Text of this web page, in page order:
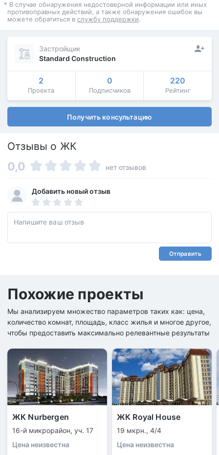
* В случае обнаружения недостоверной информации или иных
противоправных действий, а также обнаружения ошибок вы
можете обратиться в службу поддержки.
Застройщик
Standard Construction
2
Проекта
0
Подписчиков
220
Рейтинг
Получить консультацию
Отзывы о ЖК
0,0 нет отзывов
Добавить новый отзыв
Отправить
Похожие проекты
Мы анализируем множество параметров таких как: цена,
количество комнат, площадь, класс жилья и многое другое,
чтобы предоставить максимально релевантные результаты
ЖК Nurbergen
16-й микрорайон, уч. 17
Цена неизвестна
ЖК Royal House
19 мкрн., 4/4
Цена неизвестна